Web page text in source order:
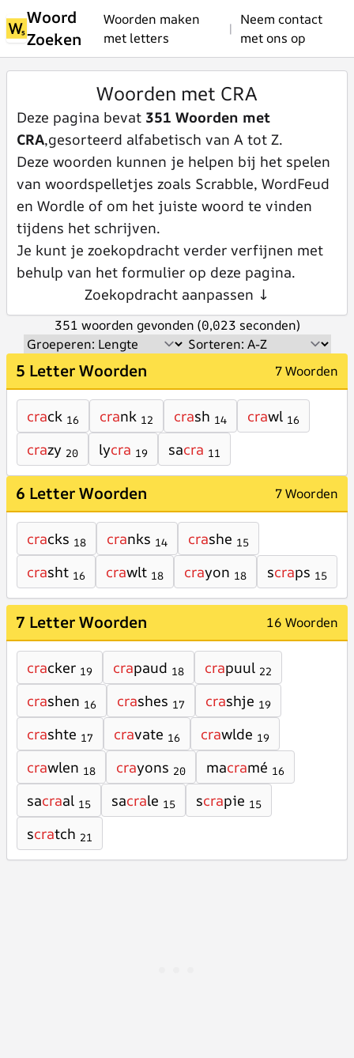
Woord
Zoeken
Woorden maken
met letters
|
Neem contact
met ons op
Woorden met CRA
Deze pagina bevat 351 Woorden met
CRA,gesorteerd alfabetisch van A tot Z.
Deze woorden kunnen je helpen bij het spelen
van woordspelletjes zoals Scrabble, WordFeud
en Wordle of om het juiste woord te vinden
tijdens het schrijven.
Je kunt je zoekopdracht verder verfijnen met
behulp van het formulier op deze pagina.
Zoekopdracht aanpassen ↓
351 woorden gevonden (0,023 seconden)
5 Letter Woorden 7 Woorden
crack 16 crank 12 crash 14 crawl 16
crazy 20 lycra 19 sacra 11
6 Letter Woorden 7 Woorden
cracks 18 cranks 14 crashe 15
crasht 16 crawlt 18 crayon 18 scraps 15
7 Letter Woorden 16 Woorden
cracker 19 crapaud 18 crapuul 22
crashen 16 crashes 17 crashje 19
crashte 17 cravate 16 crawlde 19
crawlen 18 crayons 20 macramé 16
sacraal 15 sacrale 15 scrapie 15
scratch 21